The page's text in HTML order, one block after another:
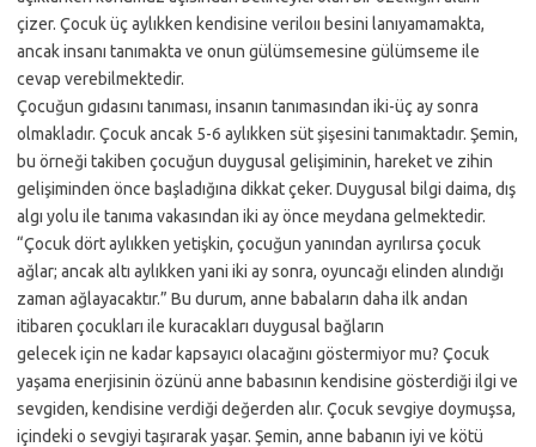
çizer. Çocuk üç aylıkken kendisine veriloıı besini lanıyamamakta,
ancak insanı tanımakta ve onun gülümsemesine gülümseme ile
cevap verebilmektedir.
Çocuğun gıdasını tanıması, insanın tanımasından iki-üç ay sonra
olmakladır. Çocuk ancak 5-6 aylıkken süt şişesini tanımaktadır. Şemin,
bu örneği takiben çocuğun duygusal gelişiminin, hareket ve zihin
gelişiminden önce başladığına dikkat çeker. Duygusal bilgi daima, dış
algı yolu ile tanıma vakasından iki ay önce meydana gelmektedir.
“Çocuk dört aylıkken yetişkin, çocuğun yanından ayrılırsa çocuk
ağlar; ancak altı aylıkken yani iki ay sonra, oyuncağı elinden alındığı
zaman ağlayacaktır.” Bu durum, anne babaların daha ilk andan
itibaren çocukları ile kuracakları duygusal bağların
gelecek için ne kadar kapsayıcı olacağını göstermiyor mu? Çocuk
yaşama enerjisinin özünü anne babasının kendisine gösterdiği ilgi ve
sevgiden, kendisine verdiği değerden alır. Çocuk sevgiye doymuşsa,
içindeki o sevgiyi taşırarak yaşar. Şemin, anne babanın iyi ve kötü